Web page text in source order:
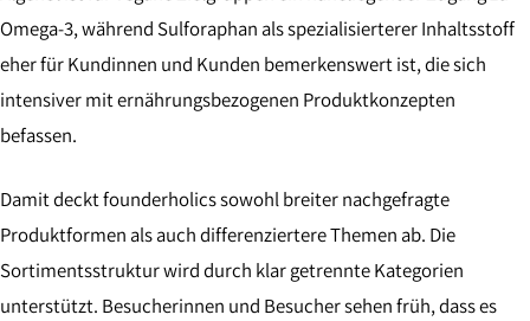
Omega-3, während Sulforaphan als spezialisierterer Inhaltsstoff
eher für Kundinnen und Kunden bemerkenswert ist, die sich
intensiver mit ernährungsbezogenen Produktkonzepten
befassen.
Damit deckt founderholics sowohl breiter nachgefragte
Produktformen als auch differenziertere Themen ab. Die
Sortimentsstruktur wird durch klar getrennte Kategorien
unterstützt. Besucherinnen und Besucher sehen früh, dass es